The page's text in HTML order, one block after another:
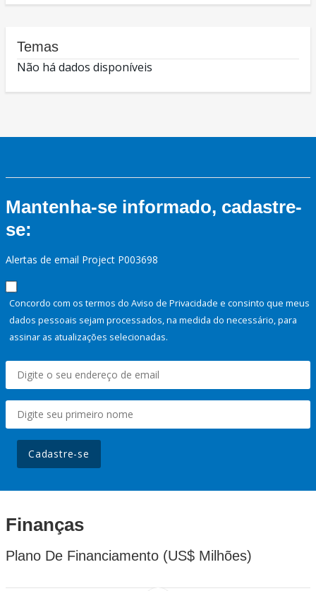
Temas
Não há dados disponíveis
Mantenha-se informado, cadastre-
se:
Alertas de email Project P003698
Concordo com os termos do Aviso de Privacidade e consinto que meus
dados pessoais sejam processados, na medida do necessário, para
assinar as atualizações selecionadas.
Cadastre-se
Finanças
Plano De Financiamento (US$ Milhões)